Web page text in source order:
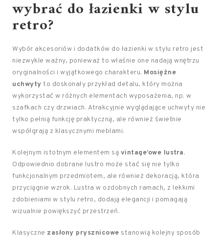
wybrać do łazienki w stylu
retro?
Wybór akcesoriów i dodatków do łazienki w stylu retro jest
niezwykle ważny, ponieważ to właśnie one nadają wnętrzu
oryginalności i wyjątkowego charakteru. Mosiężne
uchwyty to doskonały przykład detalu, który można
wykorzystać w różnych elementach wyposażenia, np. w
szafkach czy drzwiach. Atrakcyjnie wyglądające uchwyty nie
tylko pełnią funkcję praktyczną, ale również świetnie
współgrają z klasycznymi meblami.
Kolejnym istotnym elementem są vintage’owe lustra.
Odpowiednio dobrane lustro może stać się nie tylko
funkcjonalnym przedmiotem, ale również dekoracją, która
przyciągnie wzrok. Lustra w ozdobnych ramach, z lekkimi
zdobieniami w stylu retro, dodają elegancji i pomagają
wizualnie powiększyć przestrzeń.
Klasyczne zasłony prysznicowe stanowią kolejny sposób